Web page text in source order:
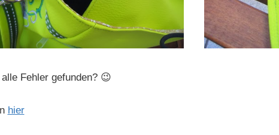
Fehler gefunden? 😉
hier